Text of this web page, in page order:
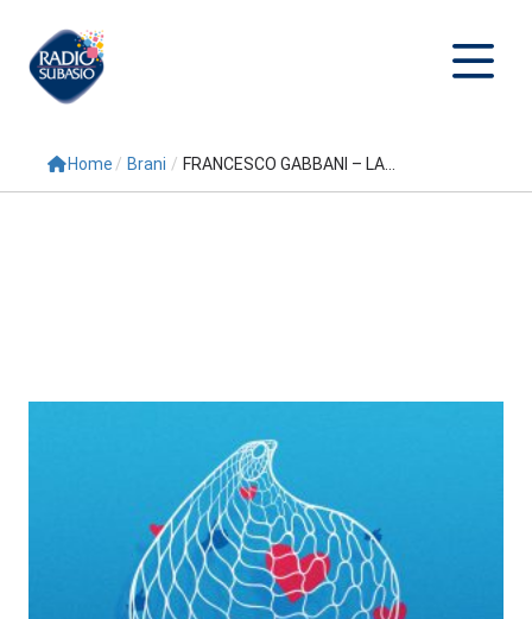
Cerca
Programmi
Podcast
3xTe
Home / Brani / FRANCESCO GABBANI – LA...